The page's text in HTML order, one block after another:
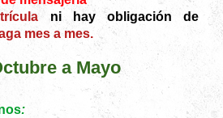
ni hay obligación de
mes a mes.
a Mayo
: